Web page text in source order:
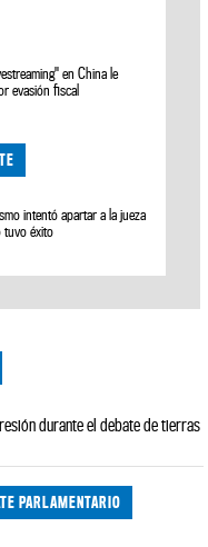
en China le
evasión fiscal
intentó apartar a la jueza
tuvo éxito
durante el debate de tierras
PARLAMENTARIO